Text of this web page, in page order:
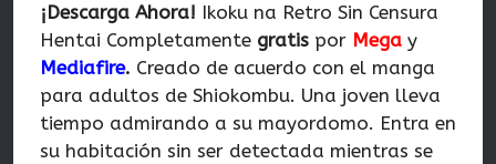
¡Descarga Ahora! Ikoku na Retro Sin Censura
Hentai Completamente gratis por Mega y
Mediafire. Creado de acuerdo con el manga
para adultos de Shiokombu. Una joven lleva
tiempo admirando a su mayordomo. Entra en
su habitación sin ser detectada mientras se